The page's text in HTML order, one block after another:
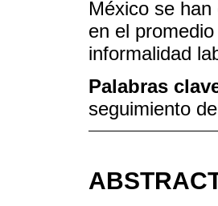
México se
en el
informalidad
Palabras
seguimiento